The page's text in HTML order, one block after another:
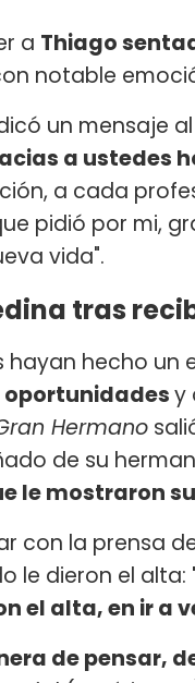
a Thiago
notable
un mensaje
a ustedes
a cada
pidió por mi,
vida".
tras
hayan hecho
y
Hermano
de su
le mostraron
con la prensa
le dieron el alta:
el alta, en ir a
de pensar,